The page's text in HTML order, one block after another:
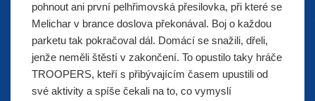
pohnout ani první pelhřimovská přesilovka, při které se
Melichar v brance doslova překonával. Boj o každou
parketu tak pokračoval dál. Domácí se snažili, dřeli,
jenže neměli štěstí v zakončení. To opustilo taky hráče
TROOPERS, kteří s přibývajícím časem upustili od
své aktivity a spíše čekali na to, co vymyslí